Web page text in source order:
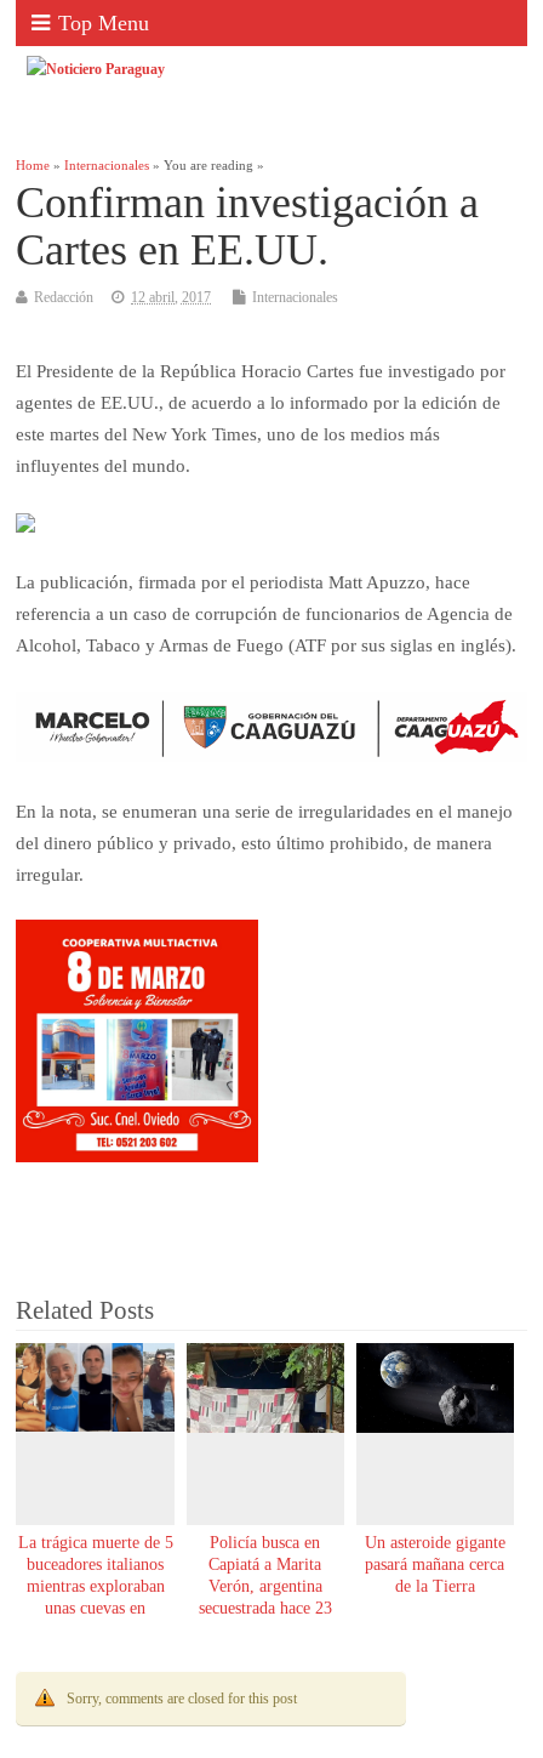
Top Menu
Home »Internacionales » You are reading »
Confirman investigación a
Cartes en EE.UU.
Redacción 12 abril, 2017 Internacionales
El Presidente de la República Horacio Cartes fue investigado por
agentes de EE.UU., de acuerdo a lo informado por la edición de
este martes del New York Times, uno de los medios más
influyentes del mundo.
La publicación, firmada por el periodista Matt Apuzzo, hace
referencia a un caso de corrupción de funcionarios de Agencia de
Alcohol, Tabaco y Armas de Fuego (ATF por sus siglas en inglés).
En la nota, se enumeran una serie de irregularidades en el manejo
del dinero público y privado, esto último prohibido, de manera
irregular.
Related Posts
La trágica muerte de 5
buceadores italianos
mientras exploraban
unas cuevas en
Policía busca en
Capiatá a Marita
Verón, argentina
secuestrada hace 23
Un asteroide gigante
pasará mañana cerca
de la Tierra
Sorry, comments are closed for this post